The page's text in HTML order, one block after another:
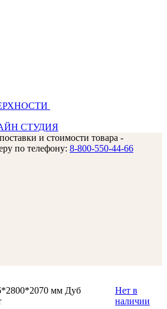
СТУДИЯ
и стоимости товара -
по телефону: 8-800-550-44-66
мм Дуб
Нет в
наличии